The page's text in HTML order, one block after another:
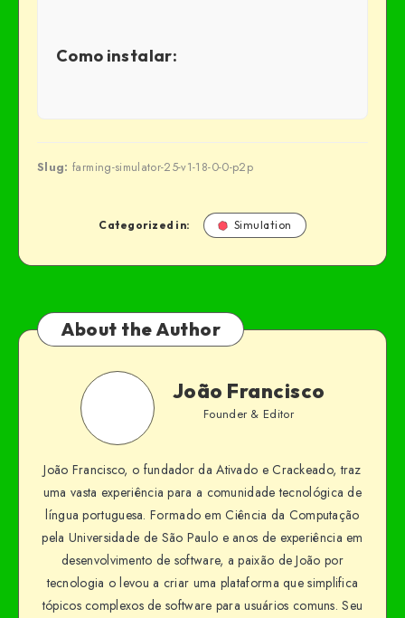
Como instalar:
Slug: farming-simulator-25-v1-18-0-0-p2p
Categorized in: Simulation
About the Author
João Francisco
Founder & Editor
João Francisco, o fundador da Ativado e Crackeado, traz
uma vasta experiência para a comunidade tecnológica de
língua portuguesa. Formado em Ciência da Computação
pela Universidade de São Paulo e anos de experiência em
desenvolvimento de software, a paixão de João por
tecnologia o levou a criar uma plataforma que simplifica
tópicos complexos de software para usuários comuns. Seu